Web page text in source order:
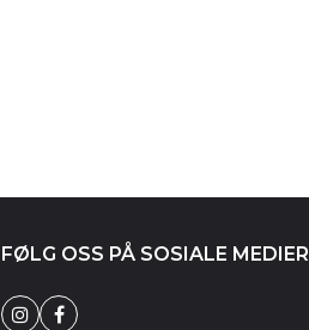
FØLG OSS PÅ SOSIALE MEDIER